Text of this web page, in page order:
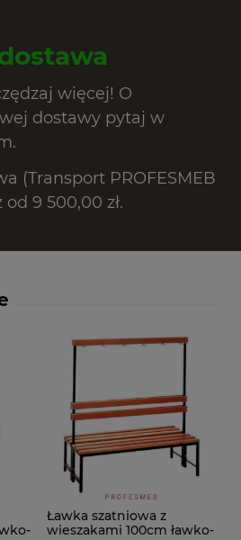
więcej! O
dostawy pytaj w
(Transport PROFESMEB
9 500,00 zł.
Ławka szatniowa z
wieszakami 100cm ławko-